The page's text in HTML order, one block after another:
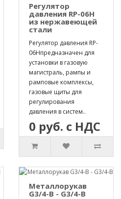
Регулятор
давления RP-06H
из нержавеющей
стали
Регулятор давления RP-
06Hпредназначен для
установки в газовую
магистраль, рампы и
рамповые комплексы,
газовые щиты для
регулирования
давления в систем..
0 руб. с НДС
Металлорукав
G3/4-B - G3/4-B